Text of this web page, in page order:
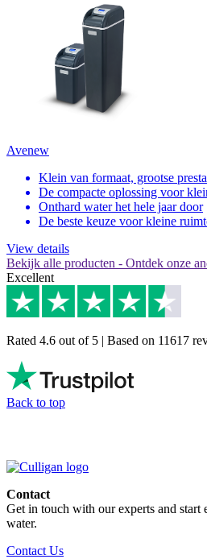
Avenew
Klein van formaat, grootse
De compacte oplossing voor
Onthard water het hele jaar door
De beste keuze voor kleine
View details
Bekijk alle producten - Ontdek onze
Excellent
Rated 4.6 out of 5 | Based on 11617
Back to top
Contact
Get in touch with our experts and start
water.
Contact Us